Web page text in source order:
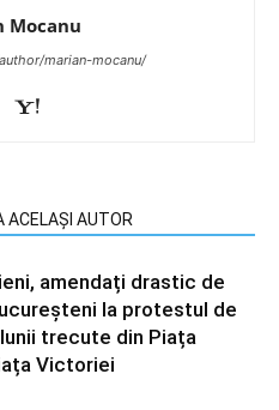
Mocanu
marian-mocanu/
ACELAȘI AUTOR
amendați drastic de
la protestul de
trecute din Piața
Victoriei